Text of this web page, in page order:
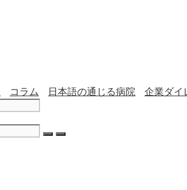
コラム 日本語の通じる病院 企業ダイ